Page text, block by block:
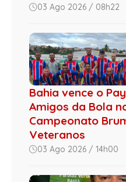
03 Ago 2026 / 08h22
Bahia vence o
Amigos da Bola
Campeonato
Veteranos
03 Ago 2026 / 14h00